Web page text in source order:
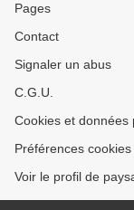
Pages
Contact
Signaler un abus
C.G.U.
Cookies et données
Préférences cookies
Voir le profil de